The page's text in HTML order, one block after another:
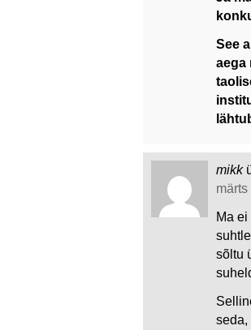
See
aega
mikk
Ma
sõltu
seda,